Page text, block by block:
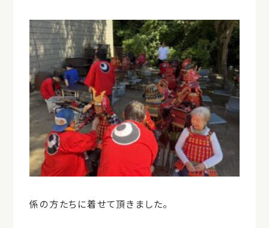
係の方たちに着せて頂きました。